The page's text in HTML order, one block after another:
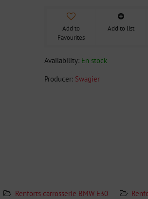
Add to
Favourites
Add to list
Availability: En stock
Producer: Swagier
Renforts carrosserie BMW E30